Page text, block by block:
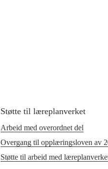
Støtte til læreplanverket
Arbeid med overordnet del
Overgang til opplæringsloven av
Støtte til arbeid med